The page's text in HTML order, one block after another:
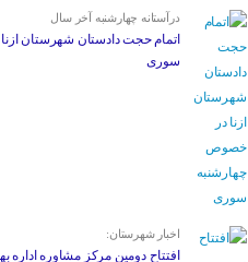
درآستانه چهارشنبه آخر سال
اتمام حجت دادستان شهرستان
‌سوری
اخبار شهرستان:
افتتاح دومین مرکز مشاوره اداره